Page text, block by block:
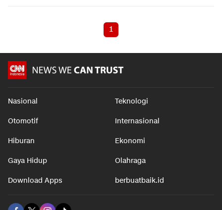
1
Nasional Teknologi
Otomotif Internasional
Hiburan Ekonomi
Gaya Hidup Olahraga
Download Apps berbuatbaik.id